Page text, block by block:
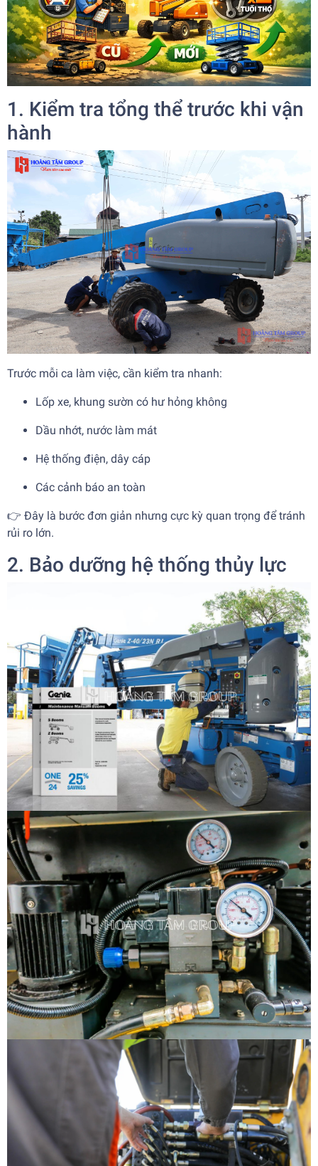
1. Kiểm tra tổng thể trước khi vận
hành
Trước mỗi ca làm việc, cần kiểm tra nhanh:
Lốp xe, khung sườn có hư hỏng không
Dầu nhớt, nước làm mát
Hệ thống điện, dây cáp
Các cảnh báo an toàn
👉 Đây là bước đơn giản nhưng cực kỳ quan trọng để tránh
rủi ro lớn.
2. Bảo dưỡng hệ thống thủy lực